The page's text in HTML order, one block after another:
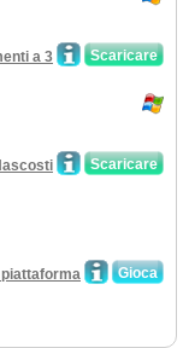
Scaricare
a 3
Scaricare
Gioca